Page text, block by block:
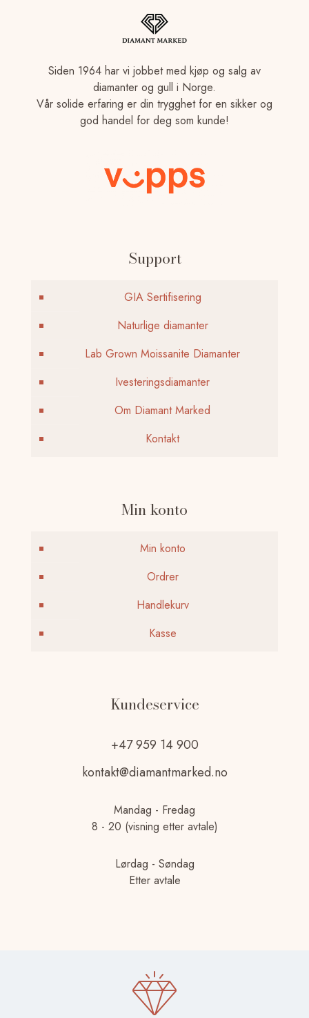
Siden 1964 har vi jobbet med kjøp og salg av
diamanter og gull i Norge.
Vår solide erfaring er din trygghet for en sikker og
god handel for deg som kunde!
Support
GIA Sertifisering
Naturlige diamanter
Lab Grown Moissanite Diamanter
Ivesteringsdiamanter
Om Diamant Marked
Kontakt
Min konto
Min konto
Ordrer
Handlekurv
Kasse
Kundeservice
+47 959 14 900
kontakt@diamantmarked.no
Mandag - Fredag
8 - 20 (visning etter avtale)
Lørdag - Søndag
Etter avtale